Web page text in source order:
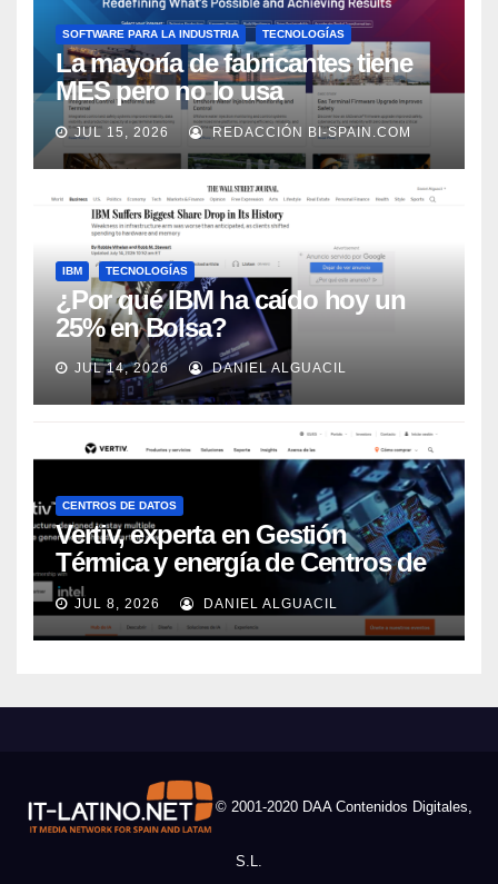
SOFTWARE PARA LA INDUSTRIA TECNOLOGÍAS
La mayoría de fabricantes tiene
MES pero no lo usa
adecuadamente, según Rockwell
Automation
JUL 15, 2026 REDACCIÓN BI-SPAIN.COM
IBM TECNOLOGÍAS
¿Por qué IBM ha caído hoy un
25% en Bolsa?
JUL 14, 2026 DANIEL ALGUACIL
CENTROS DE DATOS
Vertiv, experta en Gestión
Térmica y energía de Centros de
Datos, sigue su crecimiento
imparable
JUL 8, 2026 DANIEL ALGUACIL
© 2001-2020 DAA Contenidos Digitales,
S.L.